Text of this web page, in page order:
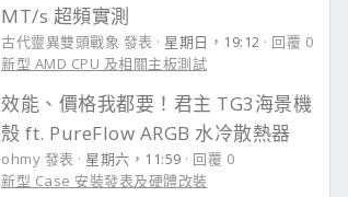
MT/s 超頻實測
古代靈異雙頭戰象 發表 星期日，19:12
回覆 0
新型 AMD CPU 及相關主板測試
效能、價格我都要！君主 TG3海景機
殼 ft. PureFlow ARGB 水冷散熱器
ohmy 發表 星期六，11:59
回覆 0
新型 Case 安裝發表及硬體改裝